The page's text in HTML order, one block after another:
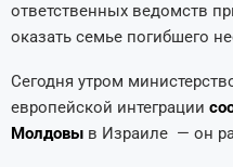
ответственных ведомств
оказать семье погибшего
Сегодня утром
европейской интеграции
Молдовы в Израиле — он